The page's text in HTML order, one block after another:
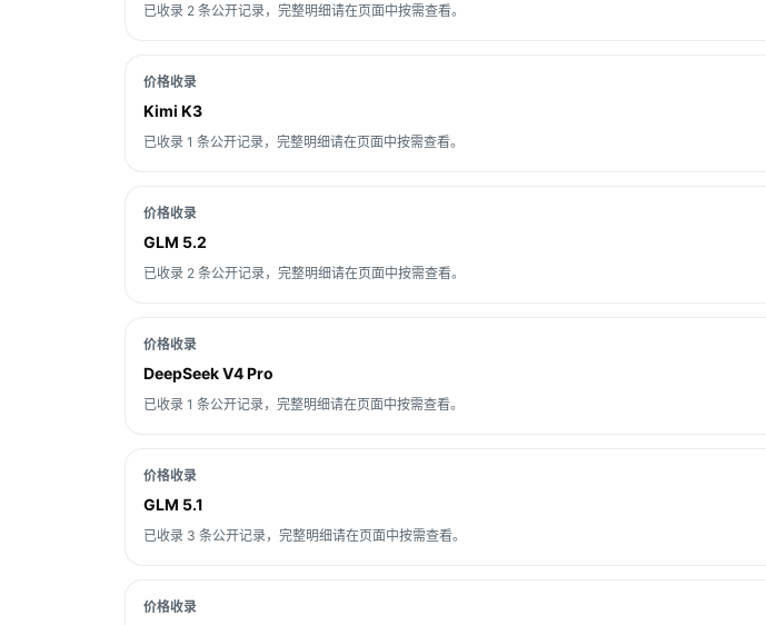
已收录 2 条公开记录，完整明细请在页面中按需查看。
价格收录
Kimi K3
已收录 1 条公开记录，完整明细请在页面中按需查看。
价格收录
GLM 5.2
已收录 2 条公开记录，完整明细请在页面中按需查看。
价格收录
DeepSeek V4 Pro
已收录 1 条公开记录，完整明细请在页面中按需查看。
价格收录
GLM 5.1
已收录 3 条公开记录，完整明细请在页面中按需查看。
价格收录